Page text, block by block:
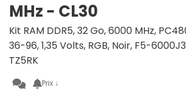
MHz - CL30
Kit RAM DDR5, 32 Go, 6000 MHz,
36-96, 1,35 Volts, RGB, Noir, F5-
TZ5RK
Prix ↓